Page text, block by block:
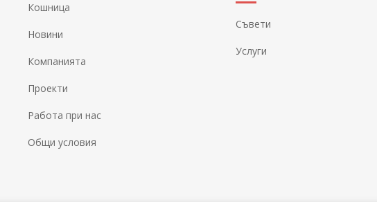
Кошница
Новини
Компанията
Проекти
Работа при нас
Общи условия
Съвети
Услуги